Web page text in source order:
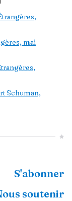
mai
Schuman,
S'abonner
soutenir